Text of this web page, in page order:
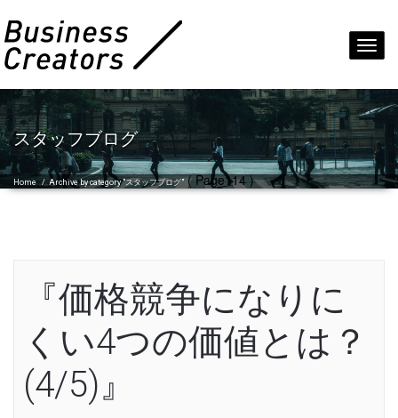
スタッフブログ
Home /Archive by category "スタッフブログ"( Page114 )
『価格競争になりに
くい4つの価値とは？
(4/5)』